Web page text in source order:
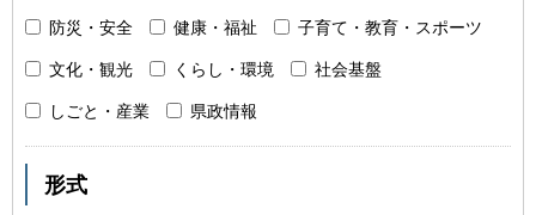
防災・安全 健康・福祉 子育て・教育・スポーツ
文化・観光 くらし・環境 社会基盤
しごと・産業 県政情報
形式